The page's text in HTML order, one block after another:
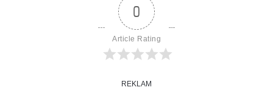
0
Article Rating
REKLAM